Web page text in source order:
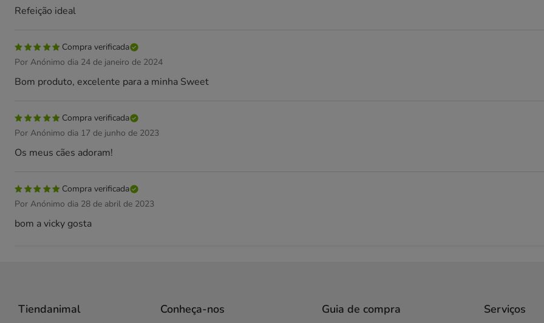
Refeição ideal
Compra verificada
Por Anónimo dia 24 de janeiro de 2024
Bom produto, excelente para a minha Sweet
Compra verificada
Por Anónimo dia 17 de junho de 2023
Os meus cães adoram!
Compra verificada
Por Anónimo dia 28 de abril de 2023
bom a vicky gosta
Tiendanimal Conheça-nos Guia de compra Serviços